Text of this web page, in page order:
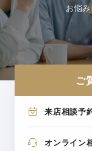
お悩
ご
来店相談予
オンライン